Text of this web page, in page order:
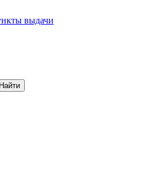
выдачи
Найти